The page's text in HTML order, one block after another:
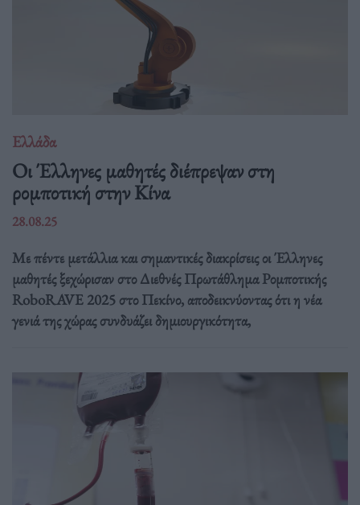
Ελλάδα
Οι Έλληνες μαθητές διέπρεψαν στη
ρομποτική στην Κίνα
28.08.25
Με πέντε μετάλλια και σημαντικές διακρίσεις οι Έλληνες
μαθητές ξεχώρισαν στο Διεθνές Πρωτάθλημα Ρομποτικής
RoboRAVE 2025 στο Πεκίνο, αποδεικνύοντας ότι η νέα
γενιά της χώρας συνδυάζει δημιουργικότητα,